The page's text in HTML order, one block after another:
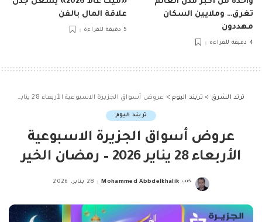
تغرق… وملايين السكان
مهددون
4 دقيقة للقراءة
علاقة المال بالفن
5 دقيقة للقراءة
ترند الشرق > تريند اليوم> عروض أسواق الجزيرة الاسبوعية الأربعاء 28 يناير 2026 – رمضان الخير
تريند اليوم
عروض أسواق الجزيرة الاسبوعية
الأربعاء 28 يناير 2026 – رمضان الخير
Posted
كتب Mohammed Abbdelkhalik 28 يناير، 2026